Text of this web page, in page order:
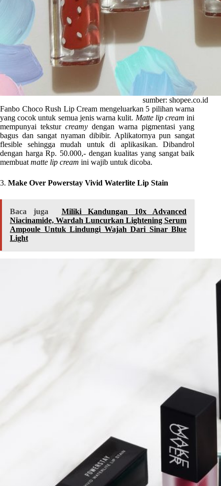
sumber: shopee.co.id
Fanbo Choco Rush Lip Cream mengeluarkan 5 pilihan warna
yang cocok untuk semua jenis warna kulit. Matte lip cream ini
mempunyai teksturcreamy dengan warna pigmentasi yang
bagus dan sangat nyaman dibibir. Aplikatornya pun sangat
flesible sehingga mudah untuk di aplikasikan. Dibandrol
dengan harga Rp. 50.000,- dengan kualitas yang sangat baik
membuat matte lip cream ini wajib untuk dicoba.
3. Make Over Powerstay Vivid Waterlite Lip Stain
Baca juga
Miliki Kandungan 10x Advanced
Niacinamide, Wardah Luncurkan Lightening Serum
Ampoule Untuk Lindungi Wajah Dari Sinar Blue
Light